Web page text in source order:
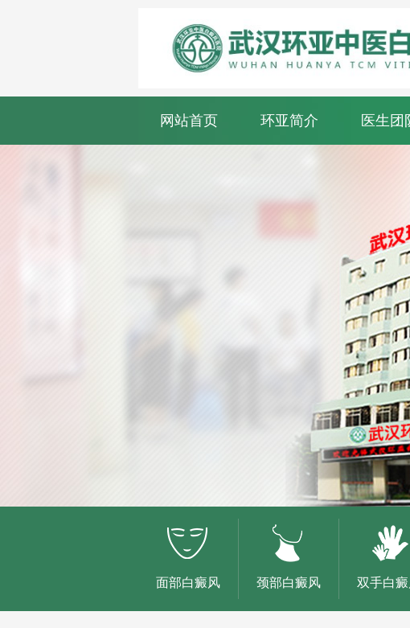
网站首页 环亚简介 医生团
面部白癜风 颈部白癜风 双手白